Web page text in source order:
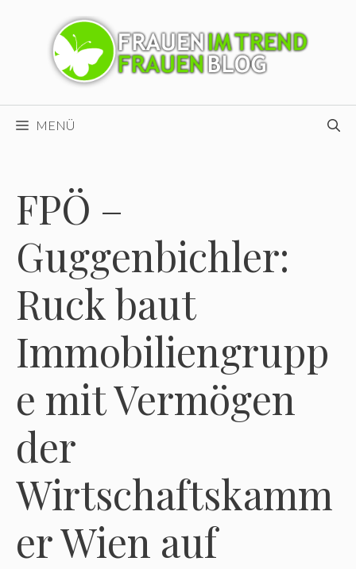
MENÜ
FPÖ –
Guggenbichler:
Ruck baut
Immobiliengrupp
e mit Vermögen
der
Wirtschaftskamm
er Wien auf